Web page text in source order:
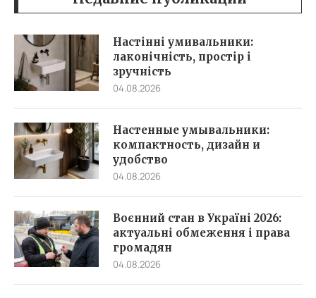
Настінні умивальники:
лаконічність, простір і
зручність
04.08.2026
Настенные умывальники:
компактность, дизайн и
удобство
04.08.2026
Воєнний стан в Україні 2026:
актуальні обмеження і права
громадян
04.08.2026